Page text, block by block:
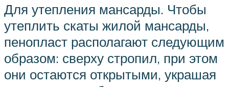
Для утепления мансарды. Чтобы
утеплить скаты жилой мансарды,
пенопласт располагают следующим
образом: сверху стропил, при этом
они остаются открытыми, украшая